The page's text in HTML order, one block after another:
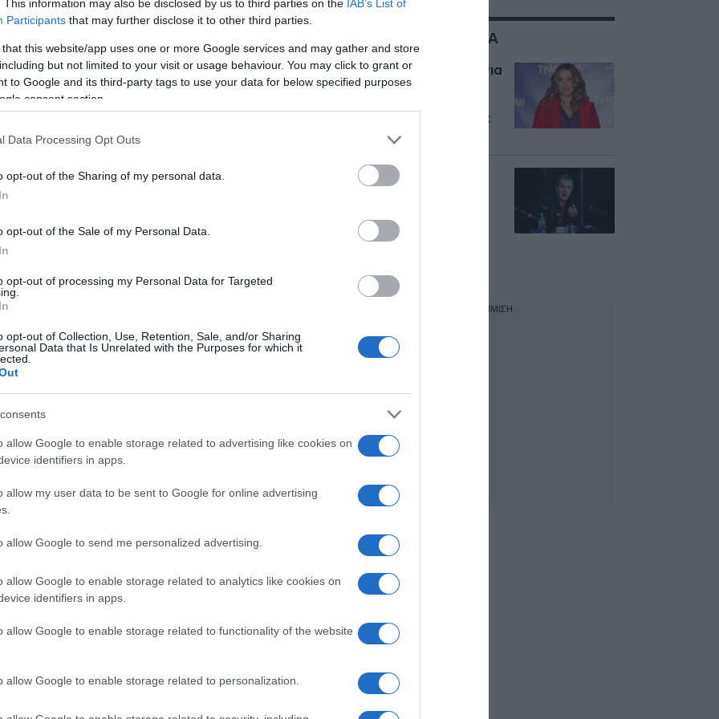
This information may also be disclosed by us to third parties on the IAB’s List of
Participants that may further disclose it to other third parties.
that this website/app uses one or more Google services and may gather and store
but not limited to your visit or usage behaviour. You may click to grant or
to Google and its third-party tags to use your data for below specified purposes
consent section.
Data Processing Opt Outs
opt-out of the Sharing of my personal data.
opt-out of the Sale of my Personal Data.
opt-out of processing my Personal Data for Targeted
opt-out of Collection, Use, Retention, Sale, and/or Sharing
Data that Is Unrelated with the Purposes for which it
allow Google to enable storage related to advertising like cookies on
identifiers in apps.
allow my user data to be sent to Google for online advertising
allow Google to send me personalized advertising.
allow Google to enable storage related to analytics like cookies on
identifiers in apps.
allow Google to enable storage related to functionality of the website
allow Google to enable storage related to personalization.
μεταφορά της τουρκικής
στο κανάλι KANAL D.
δράμα που εξερευνά τη μετωπική
κόσμων, μέσα από μια δυνατή ιστορία
αλήθειας.
του Alpha
Σερχάτ, ένας επιτυχημένος
ζωή του να διαλύεται μέσα σε
ΣΧΕΤΙΚΑ ΜΕ:ALPHA
Ναταλία Γερμανού για
τη διαδικτυακή
πρώτη φορά που με
χρησιμοποιούν»
Τέλος οι
«Πρωταγωνιστές»
Θεοδωράκης:
«Εύχομαι να
ΔΙΑΦΗΜΙΣΗ